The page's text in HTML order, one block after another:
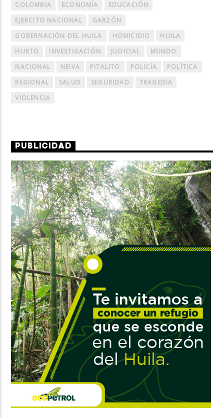
COLOMBIA
ECONOMÍA
EDUCACIÓN
EJERCITO NACIONAL
GARZÓN
GOBERNACIÓN DEL HUILA
HOMICIDIO
HUILA
HURTO
INVESTIGACIÓN JUDICIAL
MUNDO
NACIONAL
NEIVA PITALITO POLICÍA
POLÍTICA
REGIONAL
SALUD SEGURIDAD
TRAGEDIA
VIOLENCIA
PUBLICIDAD